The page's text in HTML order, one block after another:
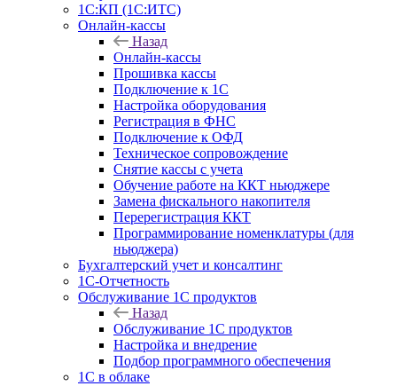
1С:КП (1С:ИТС)
Онлайн-кассы
Назад
Онлайн-кассы
Прошивка кассы
Подключение к 1С
Настройка оборудования
Регистрация в ФНС
Подключение к ОФД
Техническое сопровождение
Снятие кассы с учета
Обучение работе на ККТ ньюджере
Замена фискального накопителя
Перерегистрация ККТ
Программирование номенклатуры (для
ньюджера)
Бухгалтерский учет и консалтинг
1С-Отчетность
Обслуживание 1С продуктов
Назад
Обслуживание 1С продуктов
Настройка и внедрение
Подбор программного обеспечения
1С в облаке